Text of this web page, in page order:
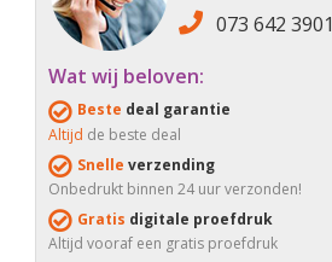
073 642 3901
Wat wij beloven:
Beste deal garantie
Altijd de beste deal
Snelle verzending
Onbedrukt binnen 24 uur verzonden!
Gratis digitale proefdruk
Altijd vooraf een gratis proefdruk